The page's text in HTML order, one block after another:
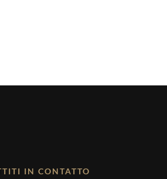
IN CONTATTO